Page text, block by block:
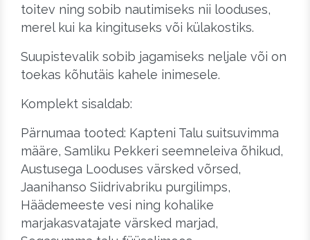
toitev ning sobib nautimiseks nii looduses,
merel kui ka kingituseks või külakostiks.
Suupistevalik sobib jagamiseks neljale või on
toekas kõhutäis kahele inimesele.
Komplekt sisaldab:
Pärnumaa tooted: Kapteni Talu suitsuvimma
määre, Samliku Pekkeri seemneleiva õhikud,
Austusega Looduses värsked võrsed,
Jaanihanso Siidrivabriku purgilimps,
Häädemeeste vesi ning kohalike
marjakasvatajate värsked marjad,